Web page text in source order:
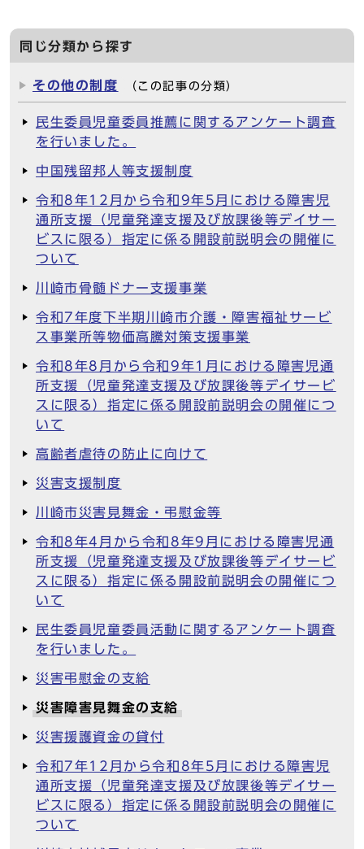
同じ分類から探す
その他の制度 （この記事の分類）
民生委員児童委員推薦に関するアンケート調査
を行いました。
中国残留邦人等支援制度
令和8年12月から令和9年5月における障害児
通所支援（児童発達支援及び放課後等デイサー
ビスに限る）指定に係る開設前説明会の開催に
ついて
川崎市骨髄ドナー支援事業
令和7年度下半期川崎市介護・障害福祉サービ
ス事業所等物価高騰対策支援事業
令和8年8月から令和9年1月における障害児通
所支援（児童発達支援及び放課後等デイサービ
スに限る）指定に係る開設前説明会の開催につ
いて
高齢者虐待の防止に向けて
災害支援制度
川崎市災害見舞金・弔慰金等
令和8年4月から令和8年9月における障害児通
所支援（児童発達支援及び放課後等デイサービ
スに限る）指定に係る開設前説明会の開催につ
いて
民生委員児童委員活動に関するアンケート調査
を行いました。
災害弔慰金の支給
災害障害見舞金の支給
災害援護資金の貸付
令和7年12月から令和8年5月における障害児
通所支援（児童発達支援及び放課後等デイサー
ビスに限る）指定に係る開設前説明会の開催に
ついて